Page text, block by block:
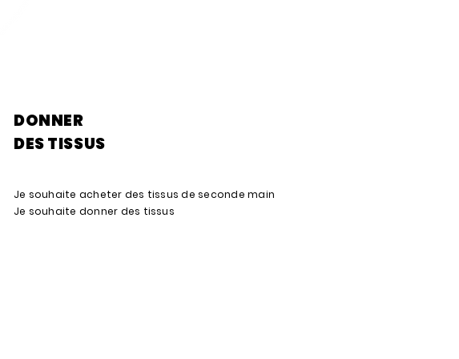
DONNER
DES TISSUS
Je souhaite acheter des tissus de seconde main
Je souhaite donner des tissus